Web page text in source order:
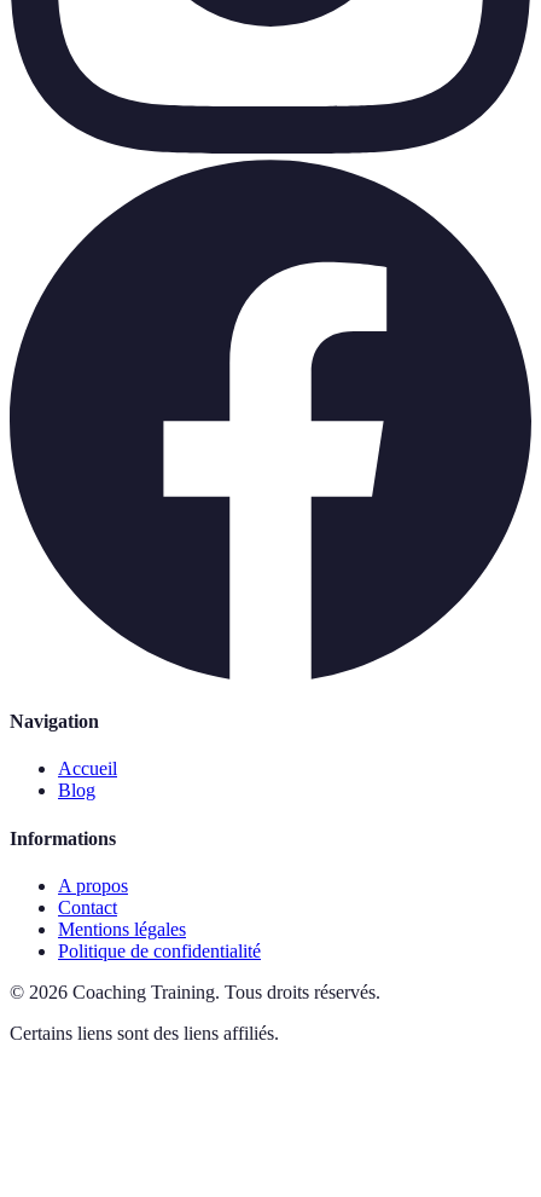
Navigation
Accueil
Blog
Informations
A propos
Contact
Mentions légales
Politique de confidentialité
© 2026 Coaching Training. Tous droits réservés.
Certains liens sont des liens affiliés.